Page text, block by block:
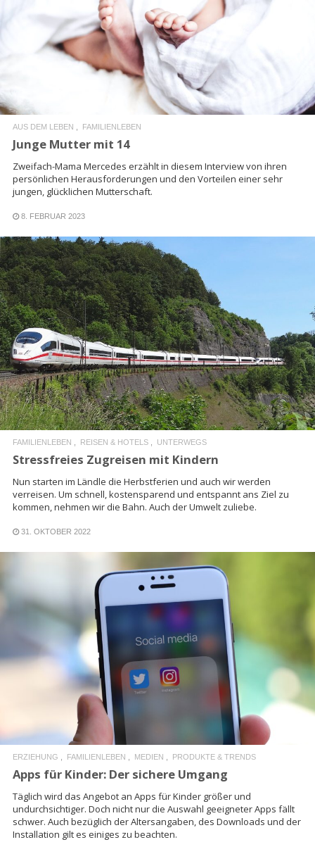
READ MORE
AUS DEM LEBEN FAMILIENLEBEN
Junge Mutter mit 14
Zweifach-Mama Mercedes erzählt in diesem Interview von ihren
persönlichen Herausforderungen und den Vorteilen einer sehr
jungen, glücklichen Mutterschaft.
8. FEBRUAR 2023
READ MORE
FAMILIENLEBEN REISEN & HOTELS UNTERWEGS
Stressfreies Zugreisen mit Kindern
Nun starten im Ländle die Herbstferien und auch wir werden
verreisen. Um schnell, kostensparend und entspannt ans Ziel zu
kommen, nehmen wir die Bahn. Auch der Umwelt zuliebe.
31. OKTOBER 2022
READ MORE
ERZIEHUNG FAMILIENLEBEN MEDIEN PRODUKTE & TRENDS
Apps für Kinder: Der sichere Umgang
Täglich wird das Angebot an Apps für Kinder größer und
undurchsichtiger. Doch nicht nur die Auswahl geeigneter Apps fällt
schwer. Auch bezüglich der Altersangaben, des Downloads und der
Installation gilt es einiges zu beachten.